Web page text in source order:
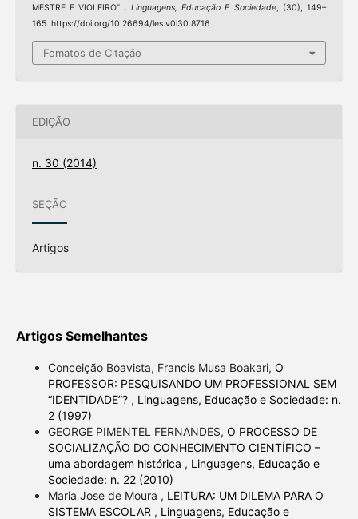
MESTRE E VIOLEIRO” . Linguagens, Educação E Sociedade, (30), 149–
165. https://doi.org/10.26694/les.v0i30.8716
Fomatos de Citação
EDIÇÃO
n. 30 (2014)
SEÇÃO
Artigos
Artigos Semelhantes
Conceição Boavista, Francis Musa Boakari, O
PROFESSOR: PESQUISANDO UM PROFESSIONAL SEM
“IDENTIDADE”? , Linguagens, Educação e Sociedade: n.
2 (1997)
GEORGE PIMENTEL FERNANDES, O PROCESSO DE
SOCIALIZAÇÃO DO CONHECIMENTO CIENTÍFICO –
uma abordagem histórica , Linguagens, Educação e
Sociedade: n. 22 (2010)
Maria Jose de Moura , LEITURA: UM DILEMA PARA O
SISTEMA ESCOLAR , Linguagens, Educação e